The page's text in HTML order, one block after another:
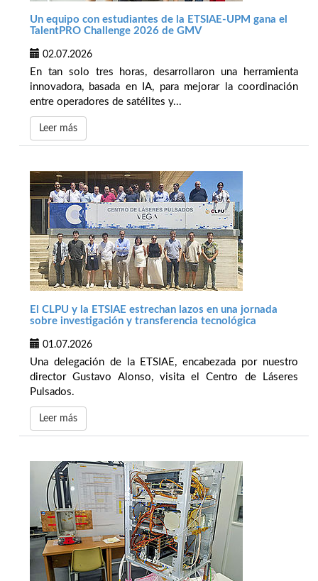
Un equipo con estudiantes de la ETSIAE-UPM gana el
TalentPRO Challenge 2026 de GMV
02.07.2026
En tan solo tres horas, desarrollaron una herramienta
innovadora, basada en IA, para mejorar la coordinación
entre operadores de satélites y...
Leer más
El CLPU y la ETSIAE estrechan lazos en una jornada
sobre investigación y transferencia tecnológica
01.07.2026
Una delegación de la ETSIAE, encabezada por nuestro
director Gustavo Alonso, visita el Centro de Láseres
Pulsados.
Leer más